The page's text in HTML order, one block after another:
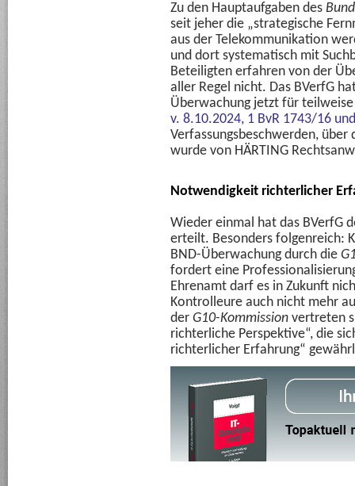
Zu den Hauptaufgaben des
seit jeher die „strategische
aus der Telekommunikation
und dort systematisch mit
Beteiligten erfahren von der
aller Regel nicht. Das BVerfG
Überwachung jetzt für
v. 8.10.2024, 1 BvR 1743/16
Verfassungsbeschwerden, über
wurde von HÄRTING
Notwendigkeit richterlicher
Wieder einmal hat das BVerfG
erteilt. Besonders folgenreich:
BND-Überwachung durch die
fordert eine
Ehrenamt darf es in Zukunft
Kontrolleure auch nicht mehr
der G10-Kommission vertreten
richterliche Perspektive“, die
richterlicher Erfahrung“